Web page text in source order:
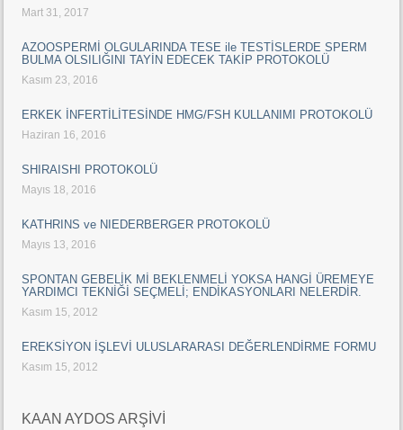
Mart 31, 2017
AZOOSPERMİ OLGULARINDA TESE ile TESTİSLERDE SPERM
BULMA OLSILIĞINI TAYİN EDECEK TAKİP PROTOKOLÜ
Kasım 23, 2016
ERKEK İNFERTİLİTESİNDE HMG/FSH KULLANIMI PROTOKOLÜ
Haziran 16, 2016
SHIRAISHI PROTOKOLÜ
Mayıs 18, 2016
KATHRINS ve NIEDERBERGER PROTOKOLÜ
Mayıs 13, 2016
SPONTAN GEBELİK Mİ BEKLENMELİ YOKSA HANGİ ÜREMEYE
YARDIMCI TEKNİĞİ SEÇMELİ; ENDİKASYONLARI NELERDİR.
Kasım 15, 2012
EREKSİYON İŞLEVİ ULUSLARARASI DEĞERLENDİRME FORMU
Kasım 15, 2012
KAAN AYDOS ARŞİVİ